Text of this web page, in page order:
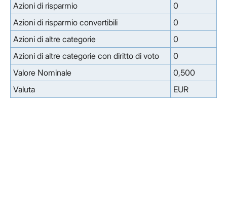
Azioni di risparmio
0
Azioni di risparmio convertibili
0
Azioni di altre categorie
0
Azioni di altre categorie con diritto di voto
0
Valore Nominale
0,500
Valuta
EUR